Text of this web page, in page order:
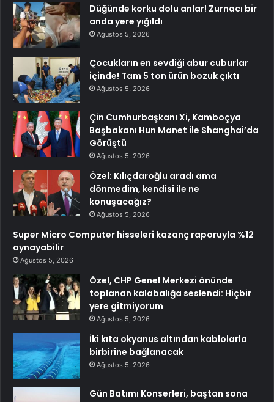
Düğünde korku dolu anlar! Zurnacı bir
anda yere yığıldı
Ağustos 5, 2026
Çocukların en sevdiği abur cuburlar
içinde! Tam 5 ton ürün bozuk çıktı
Ağustos 5, 2026
Çin Cumhurbaşkanı Xi, Kamboçya
Başbakanı Hun Manet ile Shanghai’da
Görüştü
Ağustos 5, 2026
Özel: Kılıçdaroğlu aradı ama
dönmedim, kendisi ile ne
konuşacağız?
Ağustos 5, 2026
Super Micro Computer hisseleri kazanç raporuyla %12
oynayabilir
Ağustos 5, 2026
Özel, CHP Genel Merkezi önünde
toplanan kalabalığa seslendi: Hiçbir
yere gitmiyorum
Ağustos 5, 2026
İki kıta okyanus altından kablolarla
birbirine bağlanacak
Ağustos 5, 2026
Gün Batımı Konserleri, baştan sona